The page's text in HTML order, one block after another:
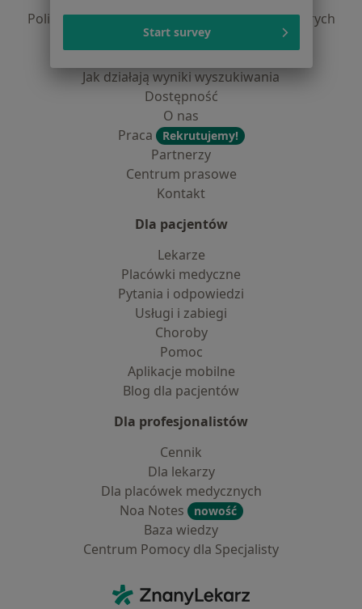
Polityka prywatności dla profesjonalistów, których
dane pozyskaliśmy samodzielnie
Jak działają wyniki wyszukiwania
Dostępność
O nas
Praca
Rekrutujemy!
Partnerzy
Centrum prasowe
Kontakt
Dla pacjentów
Lekarze
Placówki medyczne
Pytania i odpowiedzi
Usługi i zabiegi
Choroby
Pomoc
Aplikacje mobilne
Blog dla pacjentów
Dla profesjonalistów
Cennik
Dla lekarzy
Dla placówek medycznych
Noa Notes
nowość
Baza wiedzy
Centrum Pomocy dla Specjalisty
ZnanyLekarz - Strona główna
Start survey